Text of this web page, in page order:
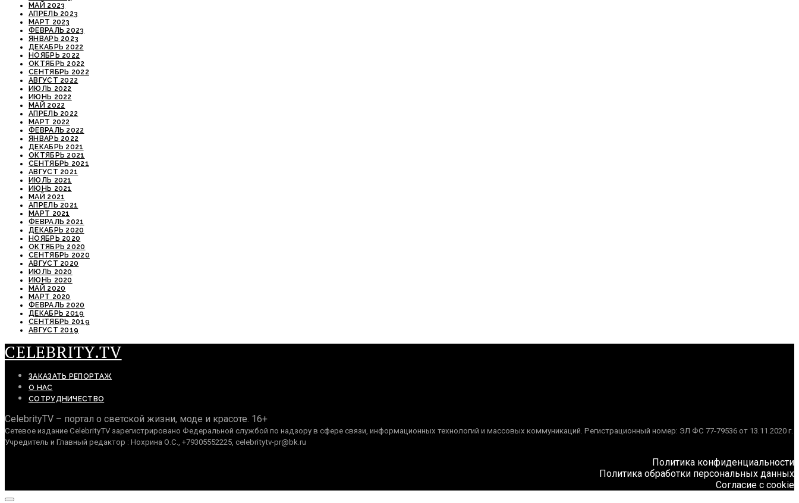
МАЙ 2023
АПРЕЛЬ 2023
МАРТ 2023
ФЕВРАЛЬ 2023
ЯНВАРЬ 2023
ДЕКАБРЬ 2022
НОЯБРЬ 2022
ОКТЯБРЬ 2022
СЕНТЯБРЬ 2022
АВГУСТ 2022
ИЮЛЬ 2022
ИЮНЬ 2022
МАЙ 2022
АПРЕЛЬ 2022
МАРТ 2022
ФЕВРАЛЬ 2022
ЯНВАРЬ 2022
ДЕКАБРЬ 2021
ОКТЯБРЬ 2021
СЕНТЯБРЬ 2021
АВГУСТ 2021
ИЮЛЬ 2021
ИЮНЬ 2021
МАЙ 2021
АПРЕЛЬ 2021
МАРТ 2021
ФЕВРАЛЬ 2021
ДЕКАБРЬ 2020
НОЯБРЬ 2020
ОКТЯБРЬ 2020
СЕНТЯБРЬ 2020
АВГУСТ 2020
ИЮЛЬ 2020
ИЮНЬ 2020
МАЙ 2020
МАРТ 2020
ФЕВРАЛЬ 2020
ДЕКАБРЬ 2019
СЕНТЯБРЬ 2019
АВГУСТ 2019
CELEBRITY.TV
ЗАКАЗАТЬ РЕПОРТАЖ
О НАС
СОТРУДНИЧЕСТВО
CelebrityTV – портал о светской жизни, моде и красоте. 16+
Сетевое издание CelebrityTV зарегистрировано Федеральной службой по надзору в сфере связи, информационных технологий и массовых коммуникаций. Регистрационный номер: ЭЛ ФС 77-79536 от 13.11.2020 г.
Учредитель и Главный редактор : Нохрина О.С., +79305552225, celebritytv-pr@bk.ru
Политика конфиденциальности
Политика обработки персональных данных
Согласие с cookie